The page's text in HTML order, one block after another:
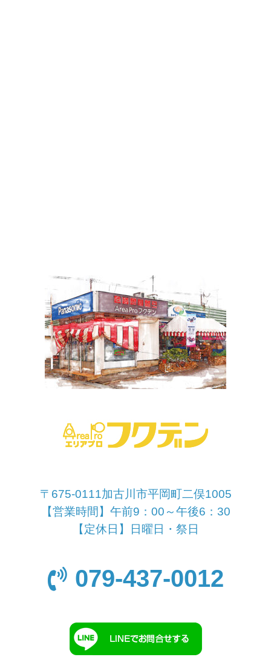
〒675-0111加古川市平岡町二俣1005
【営業時間】午前9：00～午後6：30
【定休日】日曜日・祭日
079-437-0012